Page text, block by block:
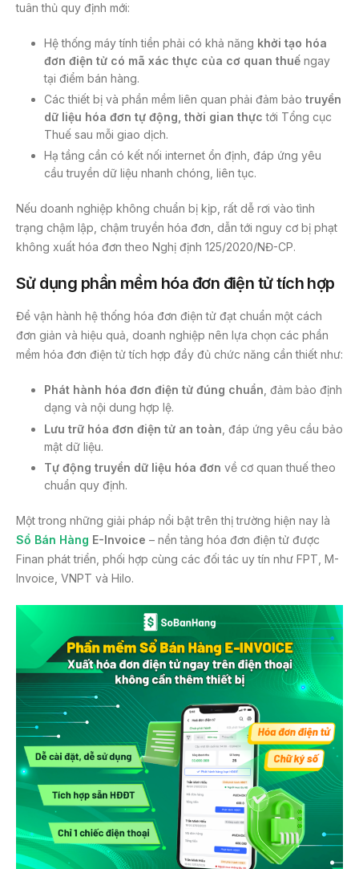
tuân thủ quy định mới:
Hệ thống máy tính tiền phải có khả năng khởi tạo hóa
đơn điện tử có mã xác thực của cơ quan thuế ngay
tại điểm bán hàng.
Các thiết bị và phần mềm liên quan phải đảm bảo truyền
dữ liệu hóa đơn tự động, thời gian thực tới Tổng cục
Thuế sau mỗi giao dịch.
Hạ tầng cần có kết nối internet ổn định, đáp ứng yêu
cầu truyền dữ liệu nhanh chóng, liên tục.
Nếu doanh nghiệp không chuẩn bị kịp, rất dễ rơi vào tình
trạng chậm lập, chậm truyền hóa đơn, dẫn tới nguy cơ bị phạt
không xuất hóa đơn theo Nghị định 125/2020/NĐ-CP.
Sử dụng phần mềm hóa đơn điện tử tích hợp
Để vận hành hệ thống hóa đơn điện tử đạt chuẩn một cách
đơn giản và hiệu quả, doanh nghiệp nên lựa chọn các phần
mềm hóa đơn điện tử tích hợp đầy đủ chức năng cần thiết như:
Phát hành hóa đơn điện tử đúng chuẩn, đảm bảo định
dạng và nội dung hợp lệ.
Lưu trữ hóa đơn điện tử an toàn , đáp ứng yêu cầu bảo
mật dữ liệu.
Tự động truyền dữ liệu hóa đơn về cơ quan thuế theo
chuẩn quy định.
Một trong những giải pháp nổi bật trên thị trường hiện nay là
Sổ Bán Hàng E-Invoice – nền tảng hóa đơn điện tử được
Finan phát triển, phối hợp cùng các đối tác uy tín như FPT, M-
Invoice, VNPT và Hilo.